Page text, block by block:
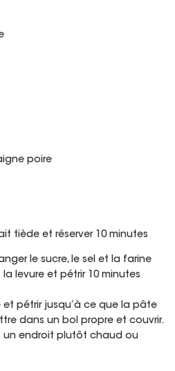
poire
tiède et réserver 10 minutes
le sucre, le sel et la farine
levure et pétrir 10 minutes
pétrir jusqu’à ce que la pâte
dans un bol propre et couvrir.
un endroit plutôt chaud ou